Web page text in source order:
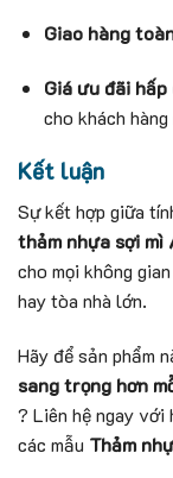
Giao hàng
Giá ưu đãi hấp
cho khách
Kết luận
Sự kết hợp giữa
thảm nhựa sợi mì
cho mọi không
hay tòa nhà lớn.
Hãy để sản phẩm
sang trọng hơn
? Liên hệ ngay với
các mẫu Thảm